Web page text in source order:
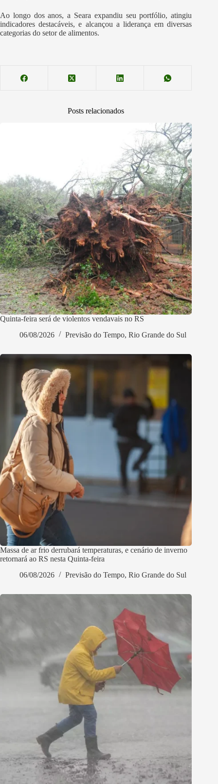
Ao longo dos anos, a Seara expandiu seu portfólio, atingiu
indicadores destacáveis, e alcançou a liderança em diversas
categorias do setor de alimentos.
Posts relacionados
Quinta-feira será de violentos vendavais no RS
06/08/2026
Previsão do Tempo, Rio Grande do Sul
Massa de ar frio derrubará temperaturas, e cenário de inverno
retornará ao RS nesta Quinta-feira
06/08/2026
Previsão do Tempo, Rio Grande do Sul